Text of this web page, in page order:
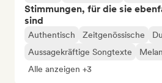
Stimmungen, für die sie
sind
Authentisch Zeitgenössische
Aussagekräftige Songtexte
Alle anzeigen +3